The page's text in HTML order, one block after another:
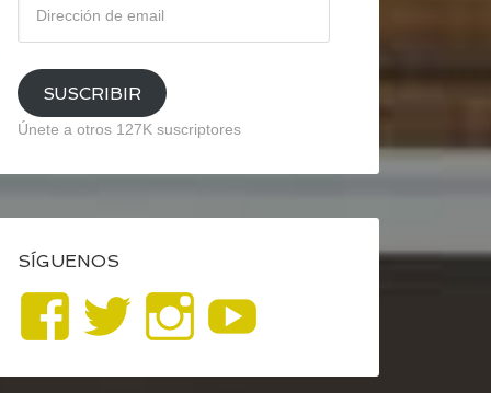
email
SUSCRIBIR
Únete a otros 127K suscriptores
SÍGUENOS
Ver
perfil
Ver
perfil
Ver
perfil